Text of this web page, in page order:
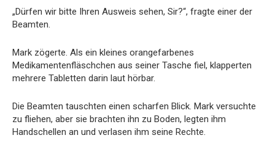
„Dürfen wir bitte Ihren Ausweis sehen, Sir?“, fragte einer der
Beamten.
Mark zögerte. Als ein kleines orangefarbenes
Medikamentenfläschchen aus seiner Tasche fiel, klapperten
mehrere Tabletten darin laut hörbar.
Die Beamten tauschten einen scharfen Blick. Mark versuchte
zu fliehen, aber sie brachten ihn zu Boden, legten ihm
Handschellen an und verlasen ihm seine Rechte.